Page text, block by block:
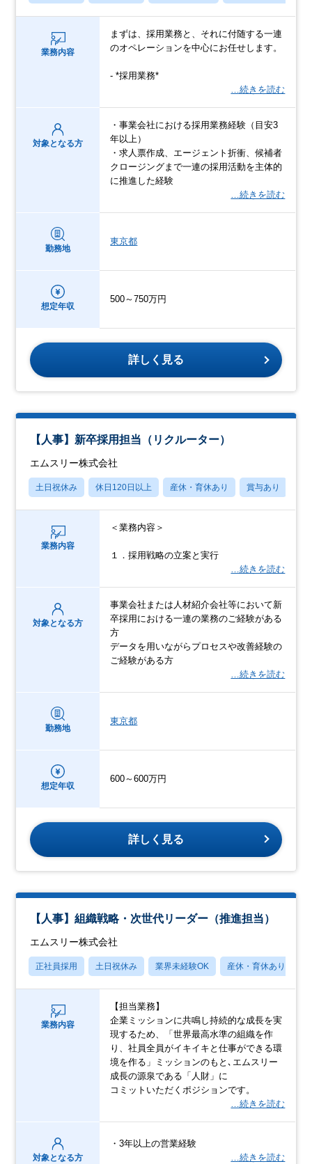
業務内容
まずは、採用業務と、それに付随する一連
のオペレーションを中心にお任せします。
- *採用業務*
…続きを読む
対象となる方
・事業会社における採用業務経験（目安3
年以上）
・求人票作成、エージェント折衝、候補者
クロージングまで一連の採用活動を主体的
に推進した経験
…続きを読む
勤務地
東京都
想定年収
500～750万円
詳しく見る
【人事】新卒採用担当（リクルーター）
エムスリー株式会社
土日祝休み 休日120日以上 産休・育休あり 賞与あり
業務内容
＜業務内容＞
１．採用戦略の立案と実行
…続きを読む
対象となる方
事業会社または人材紹介会社等において新
卒採用における一連の業務のご経験がある
方
データを用いながらプロセスや改善経験の
ご経験がある方
…続きを読む
勤務地
東京都
想定年収
600～600万円
詳しく見る
【人事】組織戦略・次世代リーダー（推進担当）
エムスリー株式会社
正社員採用 土日祝休み 業界未経験OK 産休・育休あり
業務内容
【担当業務】
企業ミッションに共鳴し持続的な成長を実
現するため、「世界最高水準の組織を作
り、社員全員がイキイキと仕事ができる環
境を作る」ミッションのもと､エムスリー
成長の源泉である「人財」に
コミットいただくポジションです。
…続きを読む
対象となる方
・3年以上の営業経験
…続きを読む